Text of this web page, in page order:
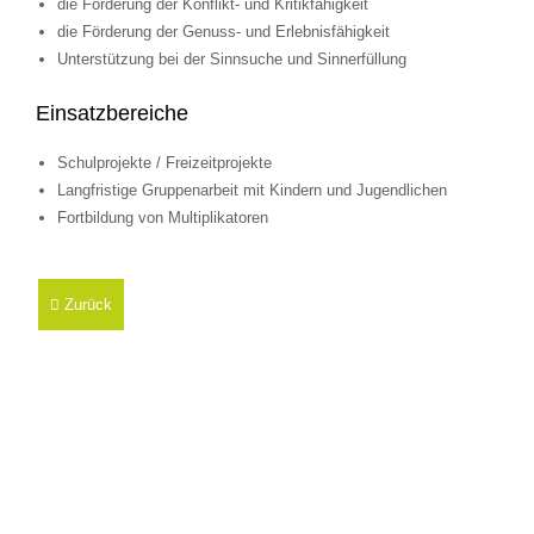
die Förderung der Konflikt- und Kritikfähigkeit
die Förderung der Genuss- und Erlebnisfähigkeit
Unterstützung bei der Sinnsuche und Sinnerfüllung
Einsatzbereiche
Schulprojekte / Freizeitprojekte
Langfristige Gruppenarbeit mit Kindern und Jugendlichen
Fortbildung von Multiplikatoren
Zurück